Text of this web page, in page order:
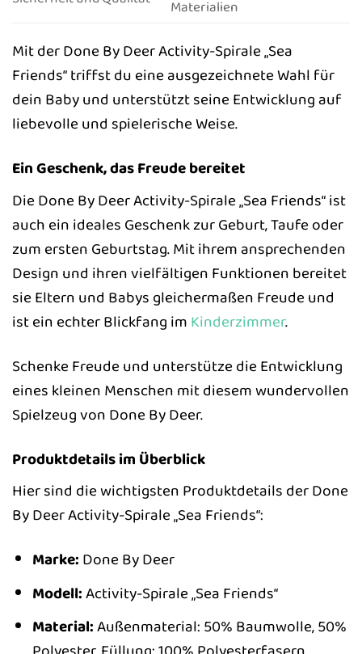
Materialien
Mit der Done By Deer Activity-Spirale „Sea
Friends“ triffst du eine ausgezeichnete Wahl für
dein Baby und unterstützt seine Entwicklung auf
liebevolle und spielerische Weise.
Ein Geschenk, das Freude bereitet
Die Done By Deer Activity-Spirale „Sea Friends“ ist
auch ein ideales Geschenk zur Geburt, Taufe oder
zum ersten Geburtstag. Mit ihrem ansprechenden
Design und ihren vielfältigen Funktionen bereitet
sie Eltern und Babys gleichermaßen Freude und
ist ein echter Blickfang im Kinderzimmer.
Schenke Freude und unterstütze die Entwicklung
eines kleinen Menschen mit diesem wundervollen
Spielzeug von Done By Deer.
Produktdetails im Überblick
Hier sind die wichtigsten Produktdetails der Done
By Deer Activity-Spirale „Sea Friends“:
Marke: Done By Deer
Modell:Activity-Spirale „Sea Friends“
Material:Außenmaterial: 50% Baumwolle, 50%